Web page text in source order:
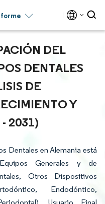
DEL
DENTALES
DE
Y
2031)
Dentales en Alemania está
Generales y de
Otros Dispositivos
Endodóntico,